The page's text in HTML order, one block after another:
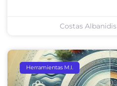
Costas Albanidis
Herramientas M.I.